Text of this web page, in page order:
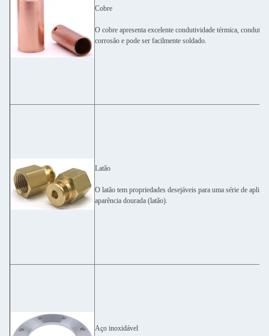
Cobre
O cobre apresenta excelente condutividade térmica,
corrosão e pode ser facilmente soldado.
Latão
O latão tem propriedades desejáveis ​​para uma série de
aparência dourada (latão).
Aço inoxidável